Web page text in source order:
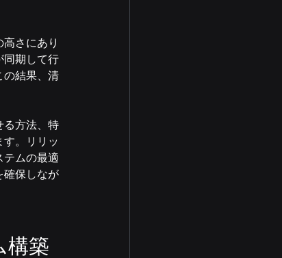
さにあり
同期して行
の結果、清
る方法、特
。リリッ
テムの最適
確保しなが
構築